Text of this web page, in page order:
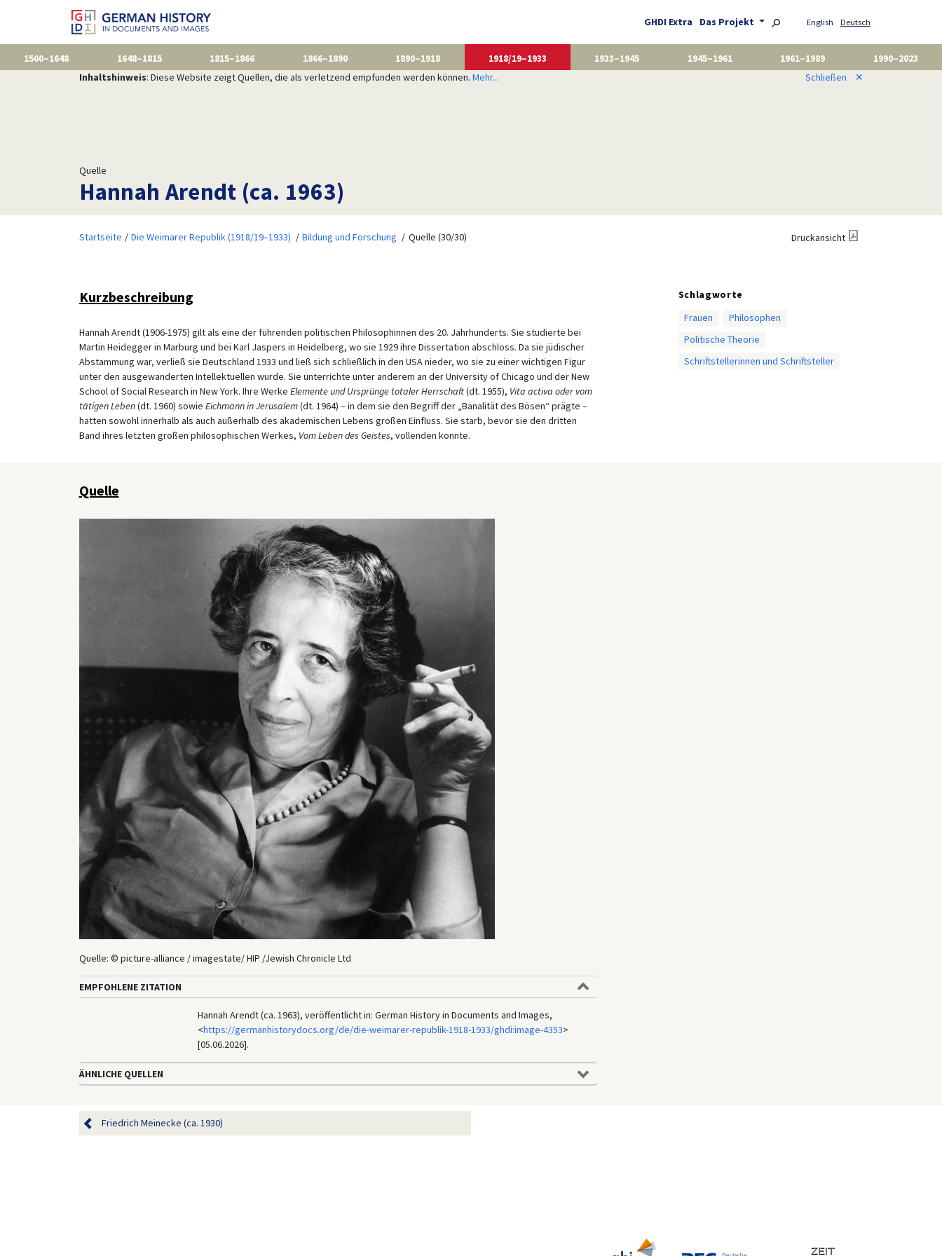
GHDI Extra Das Projekt English Deutsch
1500–1648 1648–1815 1815–1866 1866–1890 1890–1918 1918/19–1933 1933–1945 1945–1961 1961–1989
1990–2023
Inhaltshinweis: Diese Website zeigt Quellen, die als verletzend empfunden werden können. Mehr... Schließen ✕
Quelle
Hannah Arendt (ca. 1963)
Startseite Die Weimarer Republik (1918/19–1933) Bildung und Forschung Quelle (30/30) Druckansicht
Kurzbeschreibung
Hannah Arendt (1906-1975) gilt als eine der führenden politischen Philosophinnen des 20. Jahrhunderts. Sie studierte bei
Martin Heidegger in Marburg und bei Karl Jaspers in Heidelberg, wo sie 1929 ihre Dissertation abschloss. Da sie jüdischer
Abstammung war, verließ sie Deutschland 1933 und ließ sich schließlich in den USA nieder, wo sie zu einer wichtigen Figur
unter den ausgewanderten Intellektuellen wurde. Sie unterrichte unter anderem an der University of Chicago und der New
School of Social Research in New York. Ihre Werke Elemente und Ursprünge totaler Herrschaft(dt. 1955), Vita activa oder vom
tätigen Leben(dt. 1960) sowie Eichmann in Jerusalem(dt. 1964) – in dem sie den Begriff der „Banalität des Bösen“ prägte –
hatten sowohl innerhalb als auch außerhalb des akademischen Lebens großen Einfluss. Sie starb, bevor sie den dritten
Band ihres letzten großen philosophischen Werkes, Vom Leben des Geistes, vollenden konnte.
Schlagworte
Frauen
Philosophen
Politische Theorie
Schriftstellerinnen und Schriftsteller
Quelle
Quelle: © picture-alliance / imagestate/ HIP /Jewish Chronicle Ltd
EMPFOHLENE ZITATION
Hannah Arendt (ca. 1963), veröffentlicht in: German History in Documents and Images,
<https://germanhistorydocs.org/de/die-weimarer-republik-1918-1933/ghdi:image-4353>
[05.06.2026].
ÄHNLICHE QUELLEN
Friedrich Meinecke (ca. 1930)